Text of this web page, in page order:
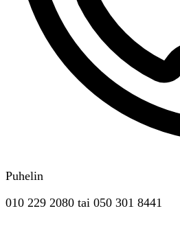
Puhelin
010 229 2080 tai 050 301 8441